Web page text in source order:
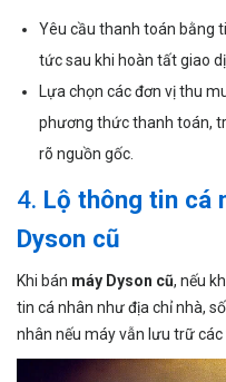
Yêu cầu thanh toán bằng
tức sau khi hoàn tất giao
Lựa chọn các đơn vị thu
phương thức thanh toán,
rõ nguồn gốc.
4. Lộ thông tin cá
Dyson cũ
Khi bán máy Dyson cũ, nếu
tin cá nhân như địa chỉ nhà,
nhân nếu máy vẫn lưu trữ